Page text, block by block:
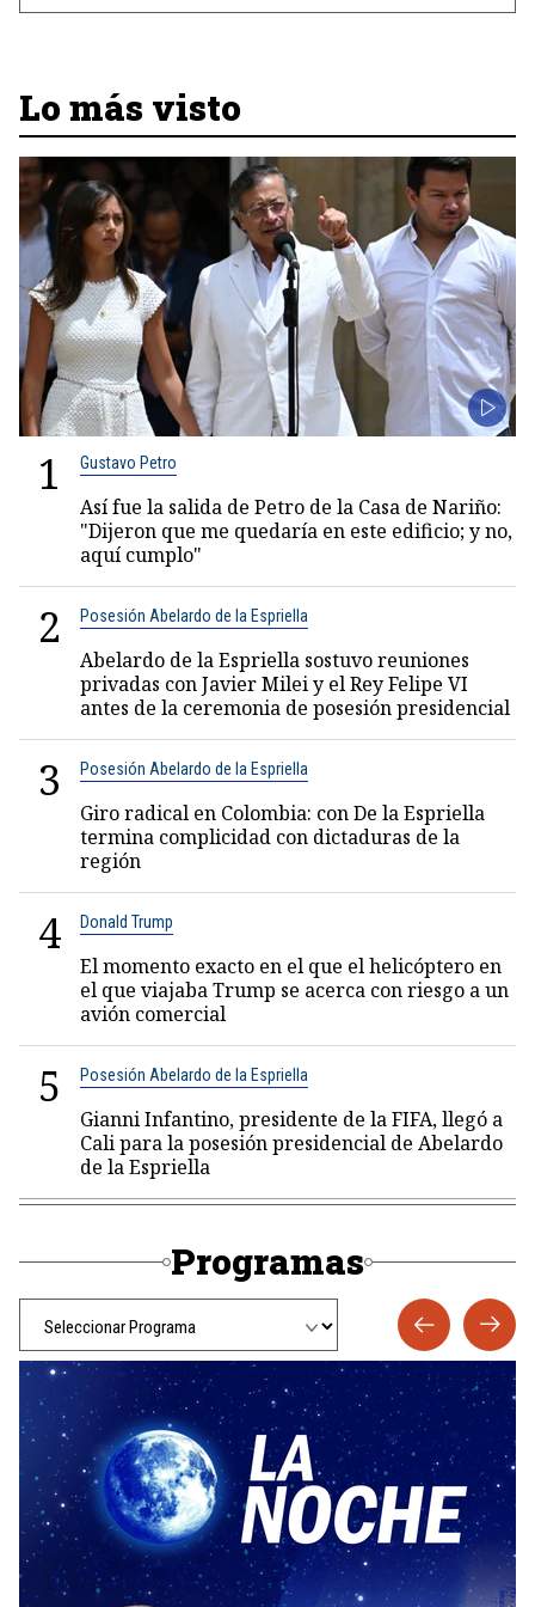
Lo más visto
1 Gustavo Petro
Así fue la salida de Petro de la Casa de Nariño:
"Dijeron que me quedaría en este edificio; y no,
aquí cumplo"
2 Posesión Abelardo de la Espriella
Abelardo de la Espriella sostuvo reuniones
privadas con Javier Milei y el Rey Felipe VI
antes de la ceremonia de posesión presidencial
3 Posesión Abelardo de la Espriella
Giro radical en Colombia: con De la Espriella
termina complicidad con dictaduras de la
región
4 Donald Trump
El momento exacto en el que el helicóptero en
el que viajaba Trump se acerca con riesgo a un
avión comercial
5 Posesión Abelardo de la Espriella
Gianni Infantino, presidente de la FIFA, llegó a
Cali para la posesión presidencial de Abelardo
de la Espriella
Programas